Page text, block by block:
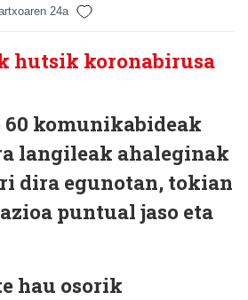
24a
60 komunikabideak
langileak ahaleginak
dira egunotan, tokian
puntual jaso eta
hau osorik